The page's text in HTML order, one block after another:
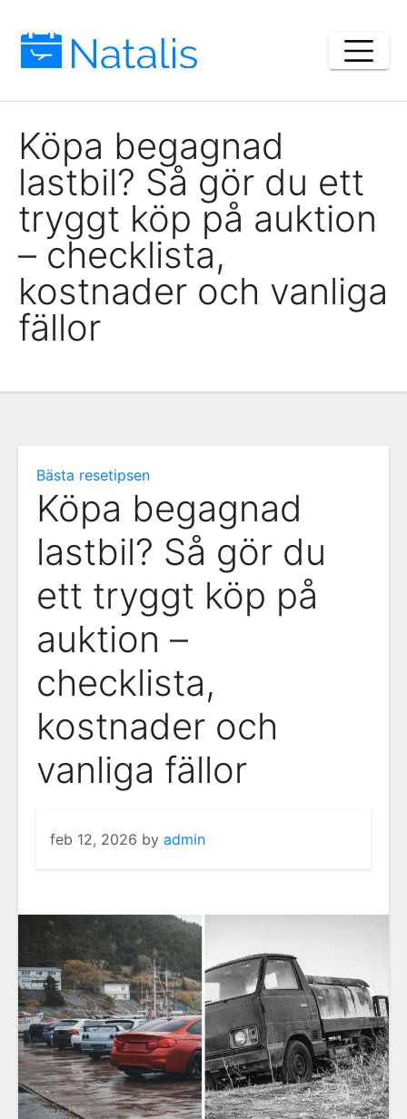
content
Köpa begagnad
lastbil? Så gör du ett
tryggt köp på auktion
– checklista,
kostnader och vanliga
fällor
Bästa resetipsen
Köpa begagnad
lastbil? Så gör du
ett tryggt köp på
auktion –
checklista,
kostnader och
vanliga fällor
feb 12, 2026 by admin